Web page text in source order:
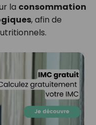
la consommation
, afin de